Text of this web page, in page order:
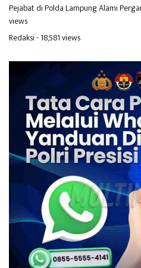
Pejabat di Polda Lampung Alami
views
Redaksi- 18,581 views